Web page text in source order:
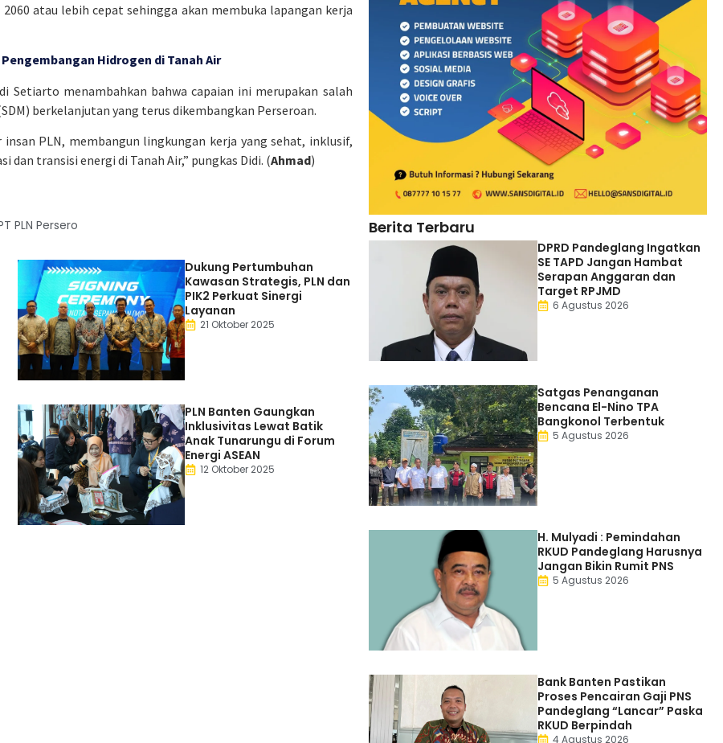
atau lebih cepat sehingga akan membuka lapangan kerja
Hidrogen di Tanah Air
Setiarto menambahkan bahwa capaian ini merupakan salah
berkelanjutan yang terus dikembangkan Perseroan.
PLN, membangun lingkungan kerja yang sehat, inklusif,
transisi energi di Tanah Air,” pungkas Didi. (Ahmad)
PLN Persero
Dukung Pertumbuhan
Kawasan Strategis, PLN dan
PIK2 Perkuat Sinergi
Layanan
21 Oktober 2025
PLN Banten Gaungkan
Inklusivitas Lewat Batik
Anak Tunarungu di Forum
Energi ASEAN
12 Oktober 2025
Berita Terbaru
DPRD Pandeglang Ingatkan
SE TAPD Jangan Hambat
Serapan Anggaran dan
Target RPJMD
6 Agustus 2026
Satgas Penanganan
Bencana El-Nino TPA
Bangkonol Terbentuk
5 Agustus 2026
H. Mulyadi : Pemindahan
RKUD Pandeglang Harusnya
Jangan Bikin Rumit PNS
5 Agustus 2026
Bank Banten Pastikan
Proses Pencairan Gaji PNS
Pandeglang “Lancar” Paska
RKUD Berpindah
4 Agustus 2026